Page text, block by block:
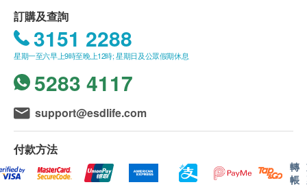
血脂
總膽固醇
高密度膽固醇
低密度膽固醇
三酸甘油脂
血糖
• 靜態心電圖讀數異常
• 或測試過程中如感到胸部不適或胸痛，須立刻停止
測試。
• 女士於經期期間，不宜進行有關尿液、大便等相關
化驗項目或子宮頸抹片測試。
• 子宮頸抹片測試只限曾有性經驗的女士進行。
• 體檢報告將於所有測試項目完成後 ，一般情況下約
7-14個工作天（不包括星期六、日及公眾假期）內跟
進報告。 上述時間受個別化驗項目時間或有所延長，
本中心職員將預先告知並與閣下達成共識。
星期六：上午8時30分 - 下午1時正
訂購及查詢
3151 2288
星期一至六早上9時至晚上12時; 星期日及公眾假期休息
5283 4117
support@esdlife.com
付款方法
轉
帳